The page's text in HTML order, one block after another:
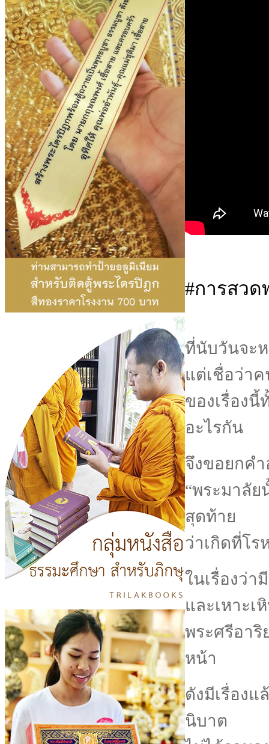
#การสวด
ที่นับวันจะ
แต่เชื่อว่า
ของเรื่อง
อะไรกัน
จึงขอยกค
“พระมาลั
สุดท้าย
ว่าเกิดที่โร
ในเรื่องว่
และเหาะ
พระศรีอาริ
หน้า
ดังมีเรื่อง
นิบาต